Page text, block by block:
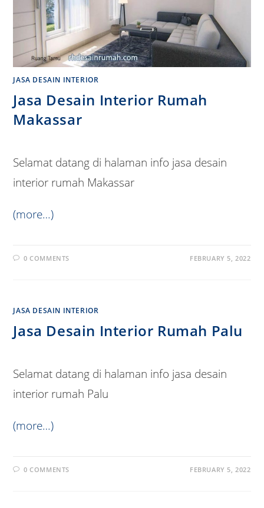
JASA DESAIN INTERIOR
Jasa Desain Interior Rumah
Makassar
Selamat datang di halaman info jasa desain
interior rumah Makassar
(more…)
0 COMMENTS FEBRUARY 5, 2022
JASA DESAIN INTERIOR
Jasa Desain Interior Rumah Palu
Selamat datang di halaman info jasa desain
interior rumah Palu
(more…)
0 COMMENTS FEBRUARY 5, 2022